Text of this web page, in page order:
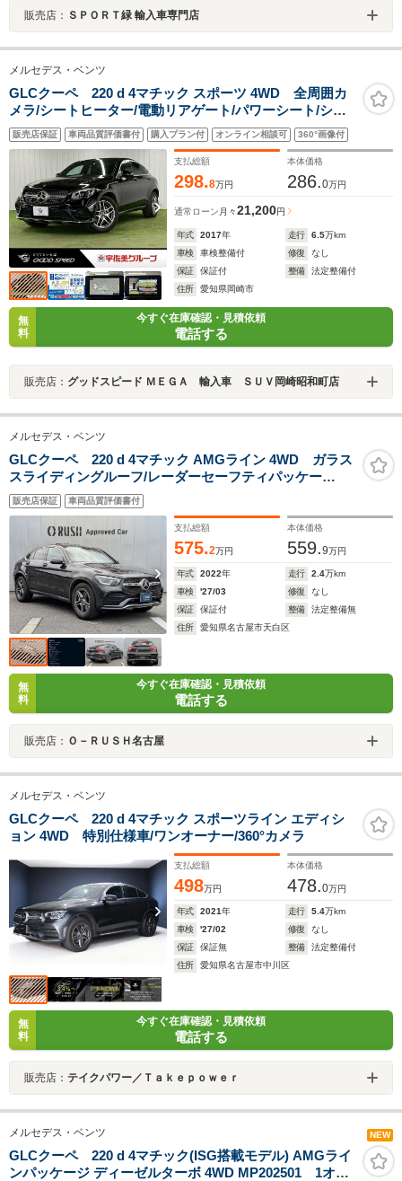
販売店： ＳＰＯＲＴ緑 輸入車専門店
メルセデス・ベンツ
GLCクーペ 220 d 4マチック スポーツ 4WD 全周囲カ
メラ/シートヒーター/電動リアゲート/パワーシート/シー
トメモリー/ブラインドスポットモニター/レーンキープア
シスト/クリアランスソナー/アダプティブクルーズコント
ロール/LEDヘッドライト/ETC車載器
販売店保証 車両品質評価書付 購入プラン付 オンライン相談可 360°画像付
支払総額
298.8万円
本体価格
286.0万円
通常ローン 月々21,200円
年式 2017年 走行 6.5万km
車検
車検整備付 修復
なし
保証
保証付 整備
法定整備付
住所
愛知県岡崎市
無
料
今すぐ在庫確認・見積依頼
電話する
販売店： グッドスピード ＭＥＧＡ 輸入車 ＳＵＶ岡崎昭和町店
メルセデス・ベンツ
GLCクーペ 220 d 4マチック AMGライン 4WD ガラス
スライディングルーフ/レーダーセーフティパッケー
ジ/360度カメラシステム/シートヒーター/プライバシーガ
ラス/アンビエントライト/スマートフォン連携機能/エアサ
スペンション/
販売店保証 車両品質評価書付
支払総額
575.2万円
本体価格
559.9万円
年式 2022年 走行 2.4万km
車検
'27/03 修復
なし
保証
保証付 整備
法定整備無
住所
愛知県名古屋市天白区
無
料
今すぐ在庫確認・見積依頼
電話する
販売店： Ｏ－ＲＵＳＨ名古屋
メルセデス・ベンツ
GLCクーペ 220 d 4マチック スポーツライン エディシ
ョン 4WD 特別仕様車/ワンオーナー/360°カメラ
支払総額
498万円
本体価格
478.0万円
年式 2021年 走行 5.4万km
車検
'27/02 修復
なし
保証
保証無 整備
法定整備付
住所
愛知県名古屋市中川区
無
料
今すぐ在庫確認・見積依頼
電話する
販売店： テイクパワー／Ｔａｋｅｐｏｗｅｒ
メルセデス・ベンツ NEW
GLCクーペ 220 d 4マチック(ISG搭載モデル) AMGライ
ンパッケージ ディーゼルターボ 4WD MP202501 1オー